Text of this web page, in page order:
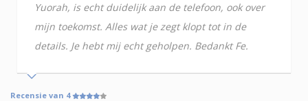
Yuorah, is echt duidelijk aan de telefoon, ook over
mijn toekomst. Alles wat je zegt klopt tot in de
details. Je hebt mij echt geholpen. Bedankt Fe.
Recensie van 4